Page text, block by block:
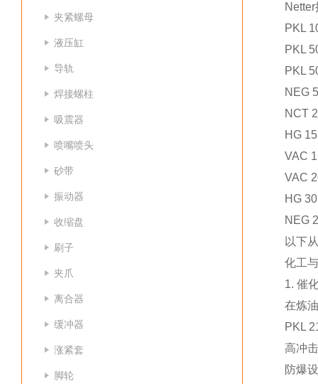
夹紧螺母
液压缸
导轨
焊接螺柱
吸震器
喷嘴喷头
砂带
振动器
收缩盘
刷子
夹爪
离合器
缓冲器
涨紧套
脚轮
PKL
PKL
PKL
NEG
NCT 2
HG
VAC
VAC
HG
NEG
以下
化工
1. 催
在炼
PKL
高冲
防爆